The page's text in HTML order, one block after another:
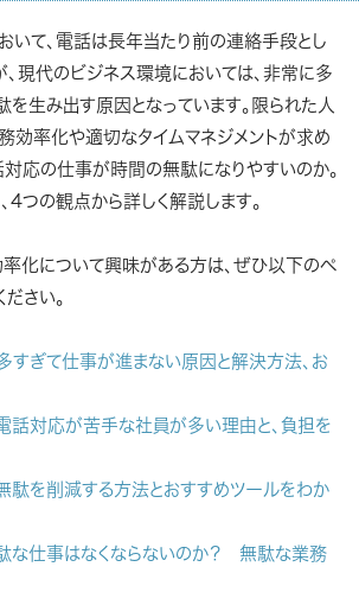
いて、電話は長年当たり前の連絡手段とし
、現代のビジネス環境においては、非常に多
を生み出す原因となっています。限られた人
効率化や適切なタイムマネジメントが求め
対応の仕事が時間の無駄になりやすいのか。
4つの観点から詳しく解説します。
化について興味がある方は、ぜひ以下のペ
さい。
すぎて仕事が進まない原因と解決方法、お
話対応が苦手な社員が多い理由と、負担を
駄を削減する方法とおすすめツールをわか
な仕事はなくならないのか？ 無駄な業務